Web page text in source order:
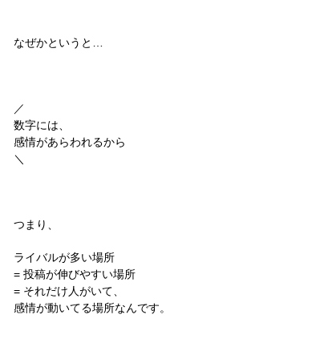
なぜかというと…
／
数字には、
感情があらわれるから
＼
つまり、
ライバルが多い場所
= 投稿が伸びやすい場所
= それだけ人がいて、
感情が動いてる場所なんです。